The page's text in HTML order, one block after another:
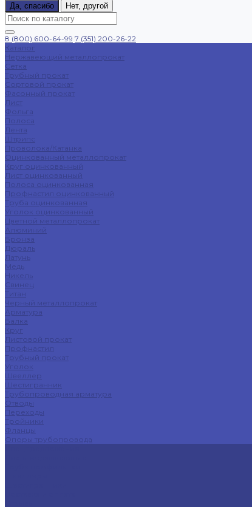
Да, спасибо
Нет, другой
8 (800) 600-64-99 7 (351) 200-26-22
Каталог
Нержавеющий металлопрокат
Сетка
Трубный прокат
Сортовой прокат
Фасонный прокат
Лист
Фольга
Полоса
Лента
Штрипс
Проволока/Катанка
Оцинкованный металлопрокат
Круг оцинкованный
Лист оцинкованный
Полоса оцинкованная
Профнастил оцинкованный
Труба оцинкованная
Уголок оцинкованный
Цветной металлопрокат
Алюминий
Бронза
Дюраль
Латунь
Медь
Никель
Свинец
Титан
Черный металлопрокат
Арматура
Балка
Круг
Листовой прокат
Профнастил
Трубный прокат
Уголок
Швеллер
Шестигранник
Трубопроводная арматура
Отводы
Переходы
Тройники
Фланцы
Опоры трубопровода